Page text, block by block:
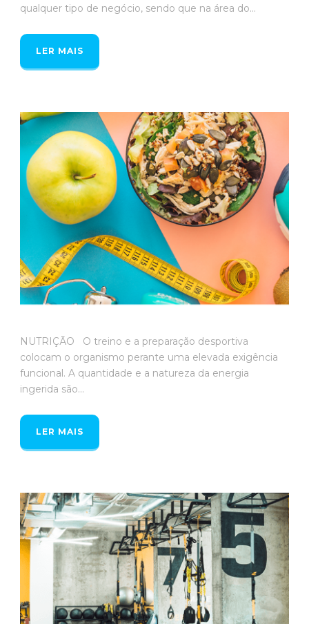
qualquer tipo de negócio, sendo que na área do...
LER MAIS
NUTRIÇÃO O treino e a preparação desportiva
colocam o organismo perante uma elevada exigência
funcional. A quantidade e a natureza da energia
ingerida são...
LER MAIS